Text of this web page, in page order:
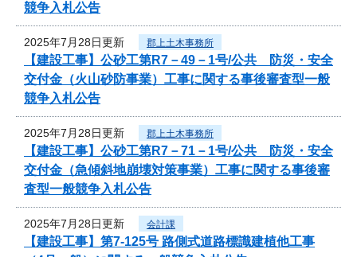
競争入札公告
2025年7月28日更新 郡上土木事務所
【建設工事】公砂工第R7－49－1号/公共 防災・安全
交付金（火山砂防事業）工事に関する事後審査型一般
競争入札公告
2025年7月28日更新 郡上土木事務所
【建設工事】公砂工第R7－71－1号/公共 防災・安全
交付金（急傾斜地崩壊対策事業）工事に関する事後審
査型一般競争入札公告
2025年7月28日更新 会計課
【建設工事】第7-125号 路側式道路標識建植他工事